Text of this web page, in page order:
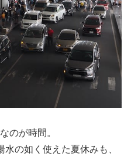
のが時間。
の如く使えた夏休みも、